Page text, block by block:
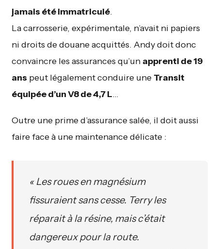
jamais été immatriculé.
La carrosserie, expérimentale, n’avait ni papiers
ni droits de douane acquittés. Andy doit donc
convaincre les assurances qu’un apprenti de 19
ans peut légalement conduire une Transit
équipée d’un V8 de 4,7 L…
Outre une prime d’assurance salée, il doit aussi
faire face à une maintenance délicate :
« Les roues en magnésium
fissuraient sans cesse. Terry les
réparait à la résine, mais c’était
dangereux pour la route.